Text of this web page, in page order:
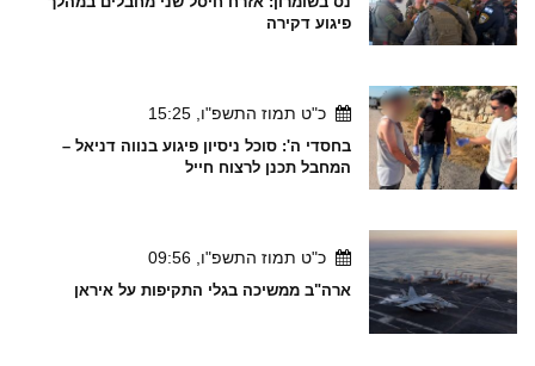
פיגוע דקירה
כ"ט תמוז התשפ"ו, 15:25
בחסדי ה': סוכל ניסיון פיגוע בנווה דניאל –
המחבל תכנן לרצוח חייל
כ"ט תמוז התשפ"ו, 09:56
ארה"ב ממשיכה בגלי התקיפות על איראן